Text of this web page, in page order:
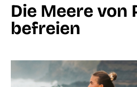
Die Meere von
befreien